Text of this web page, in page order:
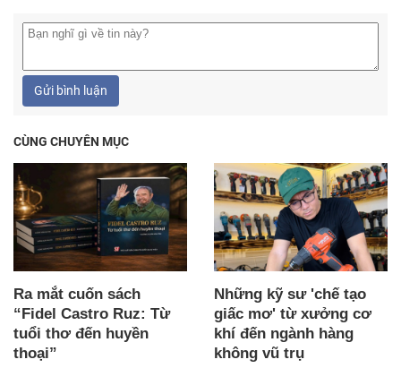
Gửi bình luận
CÙNG CHUYÊN MỤC
Ra mắt cuốn sách
“Fidel Castro Ruz: Từ
tuổi thơ đến huyền
thoại”
Những kỹ sư 'chế tạo
giấc mơ' từ xưởng cơ
khí đến ngành hàng
không vũ trụ